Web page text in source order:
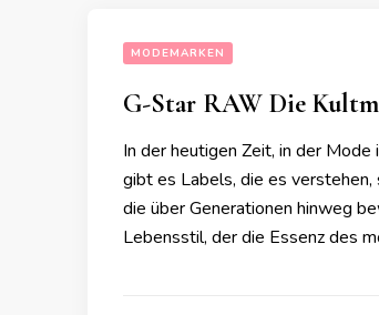
MODEMARKEN
G-Star RAW Die
In der heutigen Zeit, in der
gibt es Labels, die es verstehen,
die über Generationen hinweg
Lebensstil, der die Essenz des